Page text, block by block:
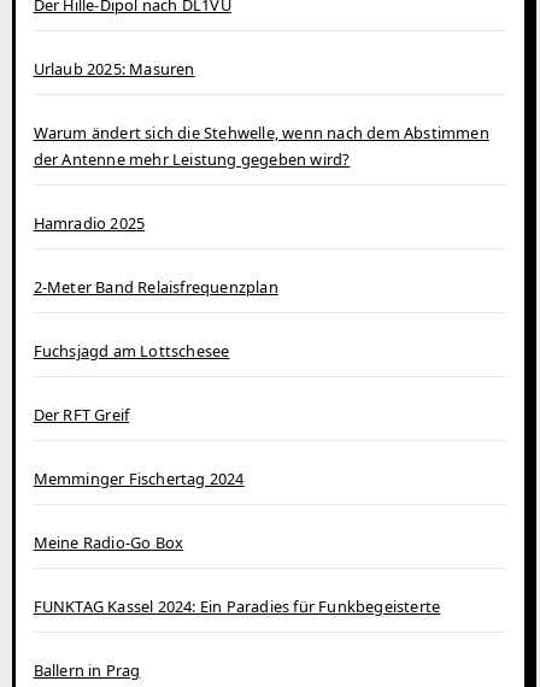
Der Hille-Dipol nach DL1VU
Urlaub 2025: Masuren
Warum ändert sich die Stehwelle, wenn nach dem Abstimmen
der Antenne mehr Leistung gegeben wird?
Hamradio 2025
2-Meter Band Relaisfrequenzplan
Fuchsjagd am Lottschesee
Der RFT Greif
Memminger Fischertag 2024
Meine Radio-Go Box
FUNKTAG Kassel 2024: Ein Paradies für Funkbegeisterte
Ballern in Prag